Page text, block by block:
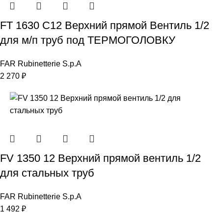
FT 1630 C12 Верхний прямой Вентиль 1/2
для м/п труб под ТЕРМОГОЛОВКУ
FAR Rubinetterie S.p.A
2 270 ₽
FV 1350 12 Верхний прямой вентиль 1/2
для стальных труб
FAR Rubinetterie S.p.A
1 492 ₽